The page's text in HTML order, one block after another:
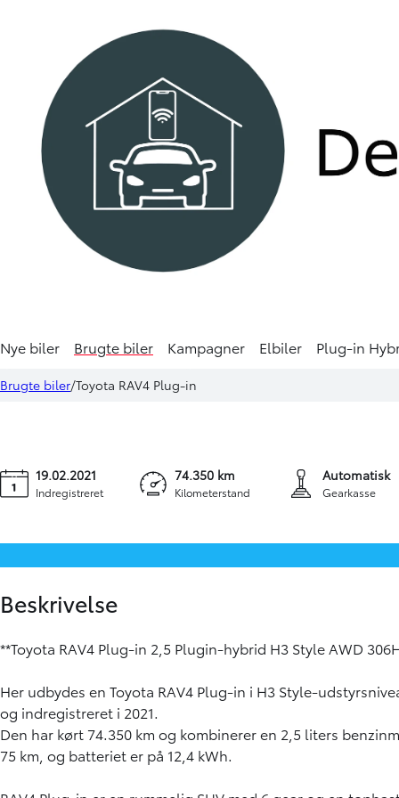
Nye biler Brugte biler Kampagner Elbiler Plug-in
Toyota RAV4 Plug-in
2,5 Plugin-hybrid H3 Style AWD 306HK 5d 6g Aut.
Brugte biler Toyota RAV4 Plug-in
Indregistreret
19.02.2021
Kilometerstand
74.350 km
Gearkasse
Automatisk
Beskrivelse
**Toyota RAV4 Plug-in 2,5 Plugin-hybrid H3 Style AWD
Her udbydes en Toyota RAV4 Plug-in i H3 Style-
og indregistreret i 2021.
Den har kørt 74.350 km og kombinerer en 2,5 liters
75 km, og batteriet er på 12,4 kWh.